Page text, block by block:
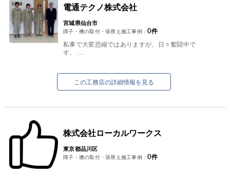
電通テクノ株式会社
宮城県仙台市
障子・襖の取付・張替え施工事例： 0件
私事で大変恐縮ではありますが、日々奮闘中で
す。
ります。
電気工事（電...
この工務店の詳細情報を見る
株式会社ローカルワークス
東京都品川区
障子・襖の取付・張替え施工事例： 0件